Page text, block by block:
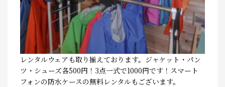
レンタルウェアも取り揃えております。ジャケット・パン
ツ・シューズ各500円！3点一式で1000円です！スマート
フォンの防水ケースの無料レンタルもございます。